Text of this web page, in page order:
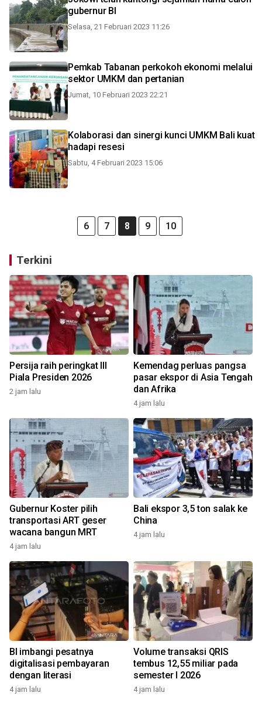
gubernur BI
Selasa, 21 Februari 2023 11:26
Pemkab Tabanan perkokoh ekonomi melalui
sektor UMKM dan pertanian
Jumat, 10 Februari 2023 22:21
Kolaborasi dan sinergi kunci UMKM Bali kuat
hadapi resesi
Sabtu, 4 Februari 2023 15:06
6 7 8 9 10
Terkini
Persija raih peringkat III
Piala Presiden 2026
2 jam lalu
Kemendag perluas pangsa
pasar ekspor di Asia Tengah
dan Afrika
4 jam lalu
Gubernur Koster pilih
transportasi ART geser
wacana bangun MRT
4 jam lalu
Bali ekspor 3,5 ton salak ke
China
4 jam lalu
BI imbangi pesatnya
digitalisasi pembayaran
dengan literasi
4 jam lalu
Volume transaksi QRIS
tembus 12,55 miliar pada
semester I 2026
4 jam lalu